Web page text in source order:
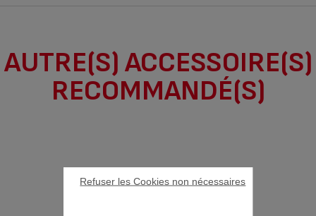
modalités de communication de la loi
Anti-Gaspillage pour une Economie
AUTRE(S) ACCESSOIRE(S)
RECOMMANDÉ(S)
Refuser les Cookies non nécessaires